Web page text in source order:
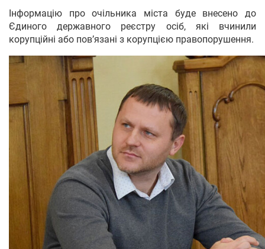
Інформацію про очільника міста буде внесено до
Єдиного державного реєстру осіб, які вчинили
корупційні або пов’язані з корупцією правопорушення.